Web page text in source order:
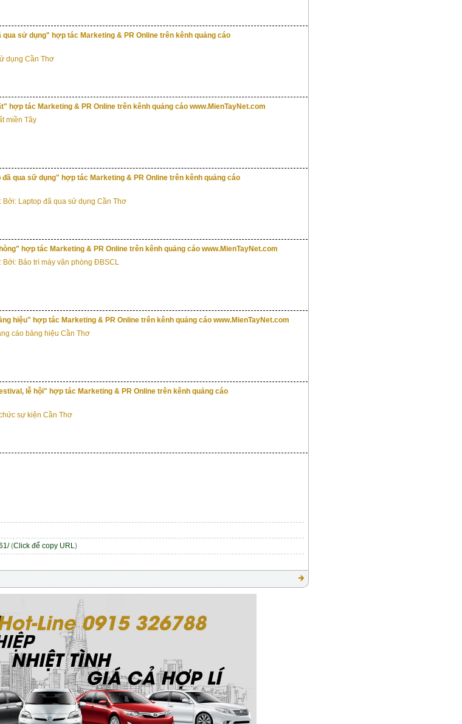
sử dụng" hợp tác Marketing & PR Online trên kênh quảng cáo
dụng Cần Thơ
hợp tác Marketing & PR Online trên kênh quảng cáo www.MienTayNet.com
miền Tây
qua sữ dụng" hợp tác Marketing & PR Online trên kênh quảng cáo
Bởi: Laptop đã qua sử dụng Cần Thơ
hợp tác Marketing & PR Online trên kênh quảng cáo www.MienTayNet.com
Bởi: Bảo trì máy văn phòng ĐBSCL
hiệu" hợp tác Marketing & PR Online trên kênh quảng cáo www.MienTayNet.com
cáo bảng hiệu Cần Thơ
lễ hội" hợp tác Marketing & PR Online trên kênh quảng cáo
sự kiện Cần Thơ
(Click để copy URL )